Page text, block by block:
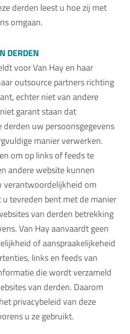
derden leest u hoe zij met
omgaan.
DERDEN
voor Van Hay en haar
outsource partners richting
echter niet van andere
garant staan dat
derden uw persoonsgegevens
manier verwerken.
om op links of feeds te
andere website kunnen
verantwoordelijkheid om
tevreden bent met de manier
van derden betrekking
Van Hay aanvaardt geen
of aanspraakelijkeheid
links en feeds van
die wordt verzameld
van derden. Daarom
privacybeleid van deze
u ze gebruikt.